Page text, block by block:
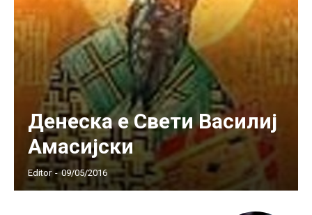
Денеска е Свети Василиј
Амасијски
Editor - 09/05/2016